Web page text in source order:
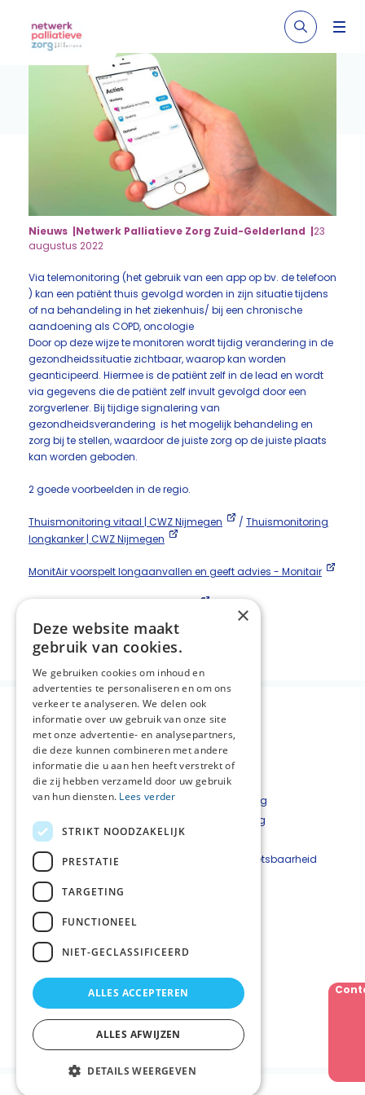
Nieuws Netwerk Palliatieve Zorg Zuid-Gelderland
23
augustus 2022
Via telemonitoring (het gebruik van een app op bv. de telefoon
) kan een patiënt thuis gevolgd worden in zijn situatie tijdens
of na behandeling in het ziekenhuis/ bij een chronische
aandoening als COPD, oncologie
Door op deze wijze te monitoren wordt tijdig verandering in de
gezondheidssituatie zichtbaar, waarop kan worden
geanticipeerd. Hiermee is de patiënt zelf in de lead en wordt
via gegevens die de patiënt zelf invult gevolgd door een
zorgverlener. Bij tijdige signalering van
gezondheidsverandering is het mogelijk behandeling en
zorg bij te stellen, waardoor de juiste zorg op de juiste plaats
kan worden geboden.
2 goede voorbeelden in de regio.
Thuismonitoring vitaal | CWZ Nijmegen / Thuismonitoring
longkanker | CWZ Nijmegen
MonitAir voorspelt longaanvallen en geeft advies - Monitair
Deel deze pagina:
Over NPZZG
Aanmelden nieuwsbrief
Landelijke informatie
Contact
Privacyverklaring
Cookieverklaring
Disclaimer
Beveiligingskwetsbaarheid
Netwerkcoördinator
Anne-Marie Barkhuis
A.Barkhuis@NPZZG.onmicrosoft.com
06 - 237 091 96
×
Deze website maakt
gebruik van cookies.
We gebruiken cookies om inhoud en
advertenties te personaliseren en om ons
verkeer te analyseren. We delen ook
informatie over uw gebruik van onze site
met onze advertentie- en analysepartners,
die deze kunnen combineren met andere
informatie die u aan hen heeft verstrekt of
die zij hebben verzameld door uw gebruik
van hun diensten. Lees verder
STRIKT NOODZAKELIJK
PRESTATIE
TARGETING
FUNCTIONEEL
NIET-GECLASSIFICEERD
ALLES ACCEPTEREN
ALLES AFWIJZEN
DETAILS WEERGEVEN